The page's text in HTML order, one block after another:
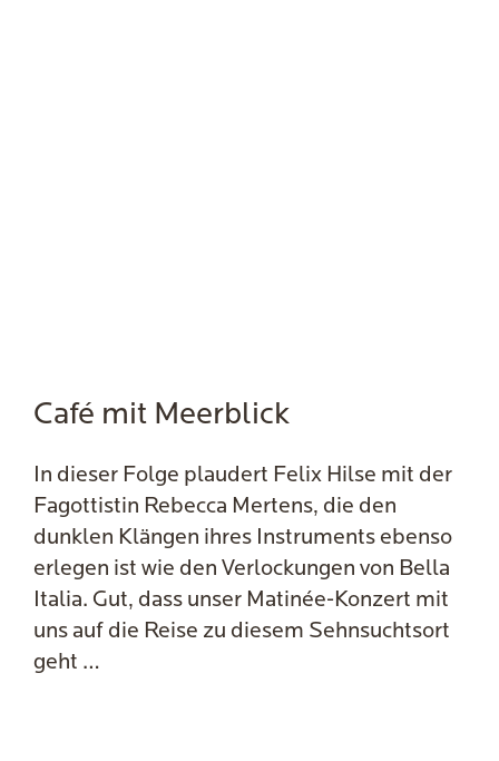
Café mit Meerblick
In dieser Folge plaudert Felix Hilse mit der
Fagottistin Rebecca Mertens, die den
dunklen Klängen ihres Instruments ebenso
erlegen ist wie den Verlockungen von Bella
Italia. Gut, dass unser Matinée-Konzert mit
uns auf die Reise zu diesem Sehnsuchtsort
geht …